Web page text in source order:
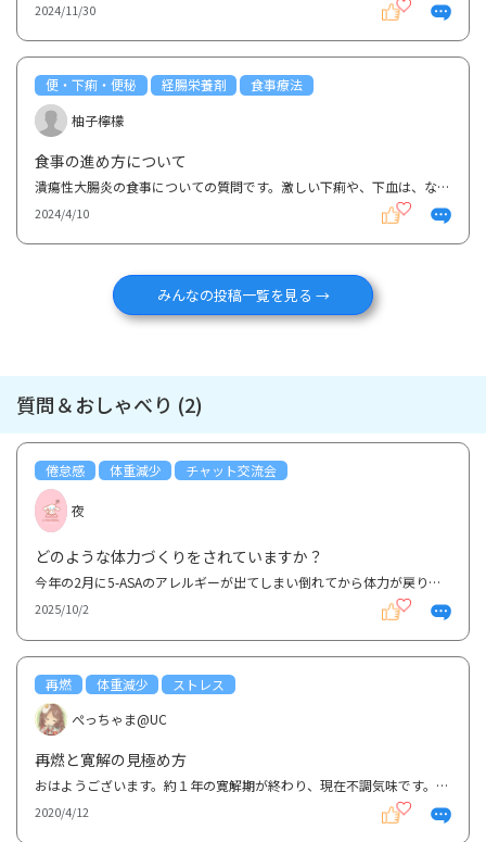
2024/11/30
便・下痢・便秘 経腸栄養剤
食事療法
柚子檸檬
食事の進め方について
潰瘍性大腸炎の食事についての質問です。激しい下痢や、下血は、ないのですが時々、血混じりの粘液が出...
2024/4/10
みんなの投稿一覧を見る →
質問＆おしゃべり (2)
倦怠感 体重減少 チャット交流会
夜
どのような体力づくりをされていますか？
今年の2月に5-ASAのアレルギーが出てしまい倒れてから体力が戻りません。 最近までお腹の調子が悪かっ...
2025/10/2
再燃 体重減少
ストレス
ぺっちゃま@UC
再燃と寛解の見極め方
おはようございます。約１年の寛解期が終わり、現在不調気味です。服用していた薬はペンタサ、ミヤBM錠...
2020/4/12